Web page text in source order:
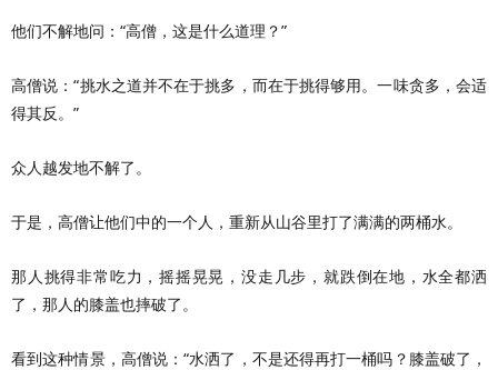
他们不解地问：“高僧，这是什么道理？”
高僧说：“挑水之道并不在于挑多，而在于挑得够用。一味贪多，会适
得其反。”
众人越发地不解了。
于是，高僧让他们中的一个人，重新从山谷里打了满满的两桶水。
那人挑得非常吃力，摇摇晃晃，没走几步，就跌倒在地，水全都洒
了，那人的膝盖也摔破了。
看到这种情景，高僧说：“水洒了，不是还得再打一桶吗？膝盖破了，